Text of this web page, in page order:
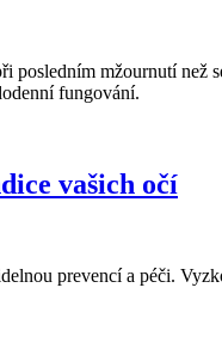
mžournutí než
fungování.
vašich očí
prevencí a péči.